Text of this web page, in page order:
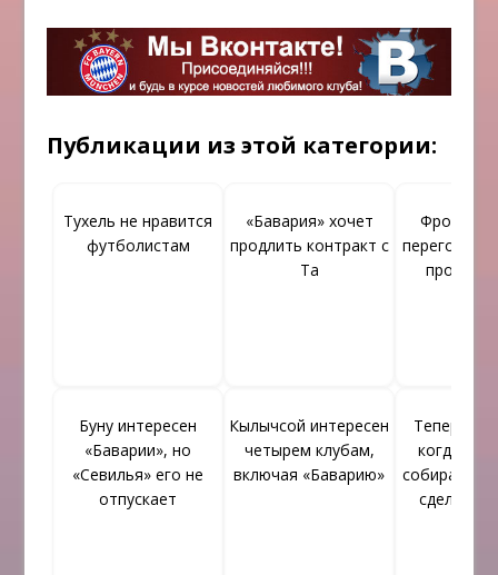
Публикации из этой категории:
Тухель не нравится
футболистам
«Бавария» хочет
продлить контракт с
Та
Фройнд:
Буну интересен
«Баварии», но
«Севилья» его не
отпускает
Кылычсой интересен
четырем клубам,
включая «Баварию»
Теперь
когда
собирается
сделку